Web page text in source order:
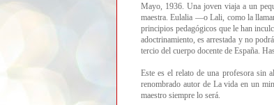
Mayo, 1936. Una joven viaja a un
maestra. Eulalia —o Lali, como la
principios pedagógicos que le han
adoctrinamiento, es arrestada y no
tercio del cuerpo docente de España.
Este es el relato de una profesora sin
renombrado autor de La vida en un
maestro siempre lo será.